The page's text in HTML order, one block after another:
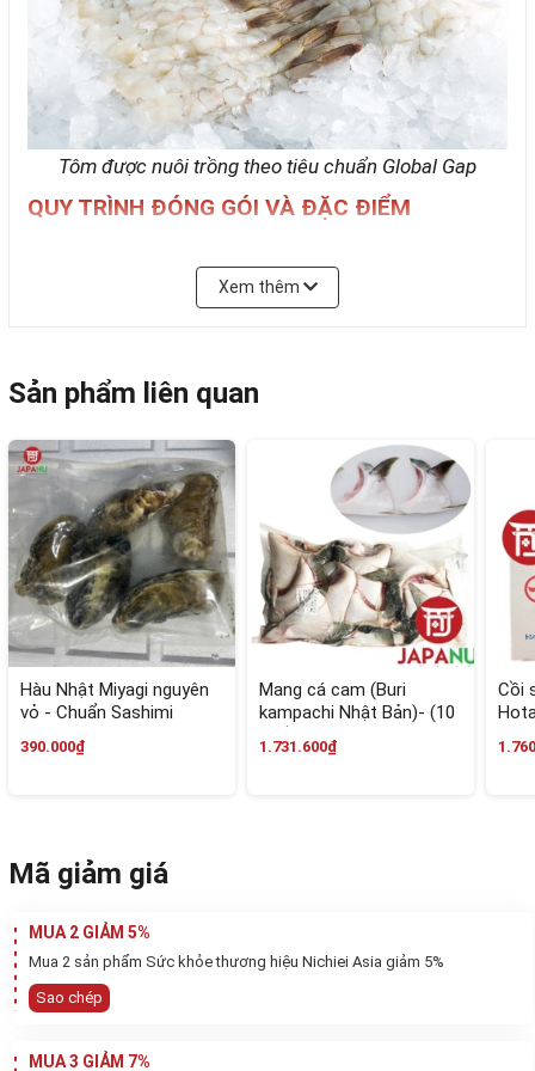
Tôm được nuôi trồng theo tiêu chuẩn Global Gap
QUY TRÌNH ĐÓNG GÓI VÀ ĐẶC ĐIỂM
là để gọi những con tôm được xử lý theo cách bóp và
Tôm thẻ được nuôi trồng theo tiêu chuẩn Global Gap
sau khi thu hoạch sẽ được sơ chế và bảo quản đúng
với quy trình nghiêm ngặt của Nhật Bản, chính vì vậy
mà sản phẩm luôn đảm bảo tươi ngon đến tận tay
khách hàng.
Mỗi khay tôm thẻ Nobashi gồm 20 con, con trọng
lượng tầm 20gram với chiều dài từ 14cm -
16cm/con.
Xem thêm
Sản phẩm liên quan
Hàu Nhật Miyagi nguyên
vỏ - Chuẩn Sashimi
390.000₫
Mang cá cam (Buri
kampachi Nhật Bản)- (10
miếng/gói)
1.731.600₫
Cồi
Mã giảm giá
MUA 2 GIẢM 5%
Mua 2 sản phẩm Sức khỏe thương hiệu Nichiei Asia giảm 5%
Sao chép
MUA 3 GIẢM 7%